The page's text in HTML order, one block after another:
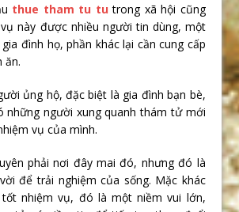
thue tham tu tu trong xã hội cũng
này được nhiều người tin dùng, một
đình họ, phần khác lại cần cung cấp
ăn.
ủng hộ, đặc biệt là gia đình bạn bè,
những người xung quanh thám tử mới
vụ của mình.
phải nơi đây mai đó, nhưng đó là
để trải nghiệm của sống. Mặc khác
nhiệm vụ, đó là một niềm vui lớn,